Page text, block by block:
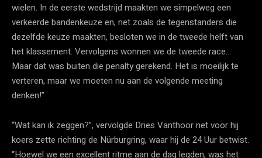
wielen. In de eerste wedstrijd maakten we simpelweg een
verkeerde bandenkeuze en, net zoals de tegenstanders die
dezelfde keuze maakten, besloten we in de tweede helft van
het klassement. Vervolgens wonnen we de tweede race…
Maar dat was buiten die penalty gerekend. Het is moeilijk te
verteren, maar we moeten nu aan de volgende meeting
denken!”
“Wat kan ik zeggen?”, vervolgde Dries Vanthoor net voor hij
koers zette richting de Nürburgring, waar hij de 24 Uur betwist.
“Hoewel we een excellent ritme aan de dag legden, was het